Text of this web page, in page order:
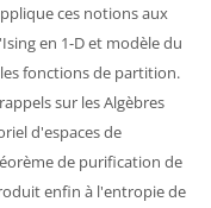
ces notions aux
en 1-D et modèle du
fonctions de partition.
sur les Algèbres
d'espaces de
de purification de
enfin à l'entropie de